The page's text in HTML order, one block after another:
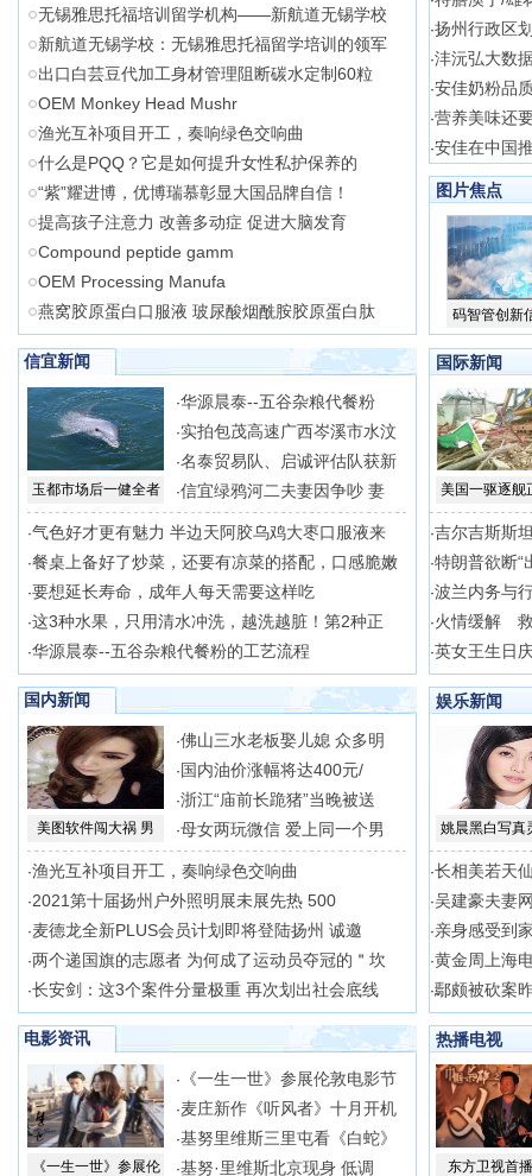
无锡雅思托福培训留学机构——新航道无锡学校
新航道无锡学校：无锡雅思托福留学培训的领军
出口白芸豆代加工身材管理阻断碳水定制60粒
OEM Monkey Head Mushr
渔光互补项目开工，奏响绿色交响曲
什么是PQQ？它是如何提升女性私护保养的
“紫”耀进博，优博瑞慕彰显大国品牌自信！
提高孩子注意力 改善多动症 促进大脑发育
Compound peptide gamm
OEM Processing Manufa
燕窝胶原蛋白口服液 玻尿酸烟酰胺胶原蛋白肽
·扬州行政区
·沣沅弘大数
·安佳奶粉品
·营养美味还
·安佳在中国
图片焦点
码智管创新
信宜新闻
玉都市场后一健全者
·华源晨泰--五谷杂粮代餐粉
·实拍包茂高速广西岑溪市水汶
·名泰贸易队、启诚评估队获新
·信宜绿鸦河二夫妻因争吵 妻
·气色好才更有魅力 半边天阿胶乌鸡大枣口服液来
·餐桌上备好了炒菜，还要有凉菜的搭配，口感脆嫩
·要想延长寿命，成年人每天需要这样吃
·这3种水果，只用清水冲洗，越洗越脏！第2种正
·华源晨泰--五谷杂粮代餐粉的工艺流程
国际新闻
美国一驱逐舰
·吉尔吉斯斯
·特朗普欲断“
·波兰内务与
·火情缓解
·英女王生日
国内新闻
美图软件闯大祸 男
·佛山三水老板娶儿媳 众多明
· 国内油价涨幅将达400元/
·浙江“庙前长跪猪”当晚被送
·母女两玩微信 爱上同一个男
·渔光互补项目开工，奏响绿色交响曲
·2021第十届扬州户外照明展未展先热 500
·麦德龙全新PLUS会员计划即将登陆扬州 诚邀
·两个递国旗的志愿者 为何成了运动员夺冠的＂坎
·长安剑：这3个案件分量极重 再次划出社会底线
娱乐新闻
姚晨黑白写真
·长相美若天
·吴建豪夫妻
·亲身感受到
·黄金周上海
·鄢颇被砍案
电影资讯
《一生一世》参展伦
· 《一生一世》参展伦敦电影节
·麦庄新作《听风者》十月开机
·基努里维斯三里屯看《白蛇》
·基努·里维斯北京现身 低调
热播电视
东方卫视首